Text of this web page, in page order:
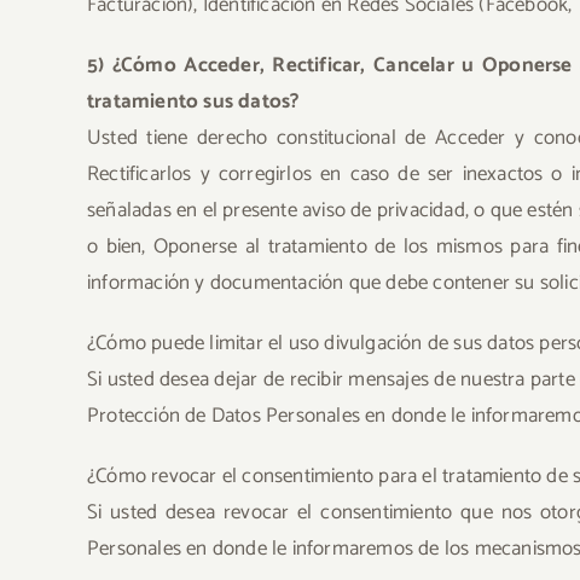
5) ¿Cómo Acceder, Rectificar, Cancelar u
tratamiento sus datos?
Usted tiene derecho constitucional de Acceder y
Rectificarlos y corregirlos en caso de ser inexactos o
señaladas en el presente aviso de privacidad, o que
o bien, Oponerse al tratamiento de los mismos para
información y documentación que debe contener su
¿Cómo puede limitar el uso divulgación de sus datos
Si usted desea dejar de recibir mensajes de nuestra
Protección de Datos Personales en donde le
¿Cómo revocar el consentimiento para el tratamiento de
Si usted desea revocar el consentimiento que nos
Personales en donde le informaremos de los